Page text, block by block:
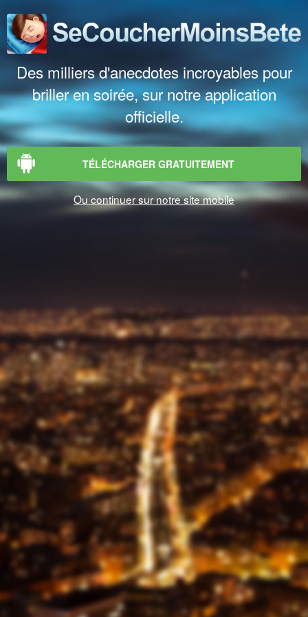
Des milliers d'anecdotes incroyables pour
briller en soirée, sur notre application
officielle.
TÉLÉCHARGER GRATUITEMENT
Ou continuer sur notre site mobile